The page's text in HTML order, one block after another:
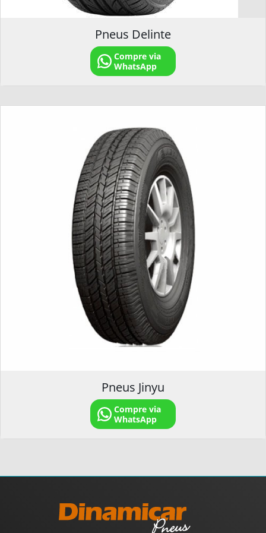
Pneus Delinte
Compre via
WhatsApp
Pneus Jinyu
Compre via
WhatsApp